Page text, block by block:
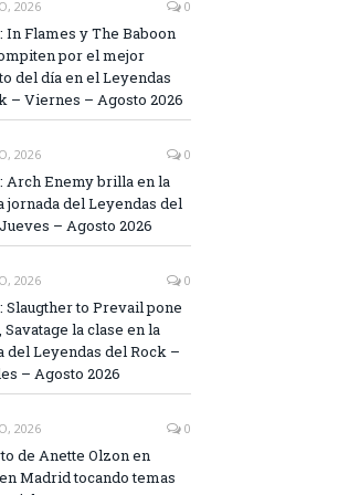
2026 0
In Flames y The Baboon
por el mejor
del día en el Leyendas
– Viernes – Agosto 2026
2026 0
Arch Enemy brilla en la
jornada del Leyendas del
– Agosto 2026
2026 0
Slaugther to Prevail pone
Savatage la clase en la
del Leyendas del Rock –
– Agosto 2026
2026 0
de Anette Olzon en
Madrid tocando temas